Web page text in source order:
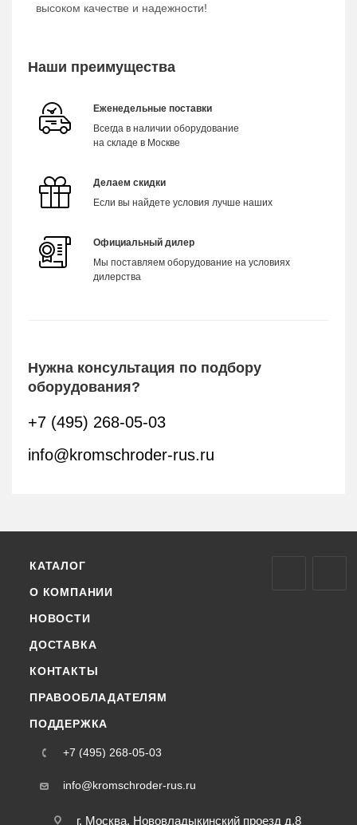
высоком качестве и надежности!
Наши преимущества
Еженедельные поставки
Всегда в наличии оборудование
на складе в Москве
Делаем скидки
Если вы найдете условия лучше наших
Официальный дилер
Мы поставляем оборудование на условиях
дилерства
Нужна консультация по подбору
оборудования?
+7 (495) 268-05-03
info@kromschroder-rus.ru
КАТАЛОГ
О КОМПАНИИ
НОВОСТИ
ДОСТАВКА
КОНТАКТЫ
ПРАВООБЛАДАТЕЛЯМ
ПОДДЕРЖКА
+7 (495) 268-05-03
info@kromschroder-rus.ru
г. Москва, Нововладыкинский проезд д.8